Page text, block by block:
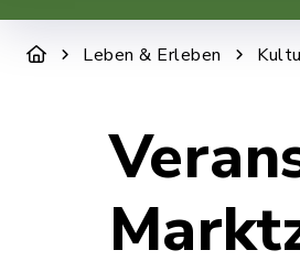
Leben & Erleben